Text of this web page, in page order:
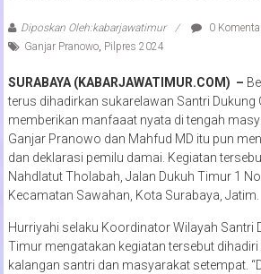
Diposkan Oleh:kabarjawatimur
0
Ganjar Pranowo, Pilpres 2024
SURABAYA (KABARJAWATIMUR.COM) –
terus dihadirkan sukarelawan Santri Dukung
memberikan manfaaat nyata di tengah
Ganjar Pranowo dan Mahfud MD itu pun
dan deklarasi pemilu damai. Kegiatan
Nahdlatut Tholabah, Jalan Dukuh Timur 1
Kecamatan Sawahan, Kota Surabaya, Jatim.
Hurriyahi selaku Koordinator Wilayah Santri
Timur mengatakan kegiatan tersebut
kalangan santri dan masyarakat setempat.